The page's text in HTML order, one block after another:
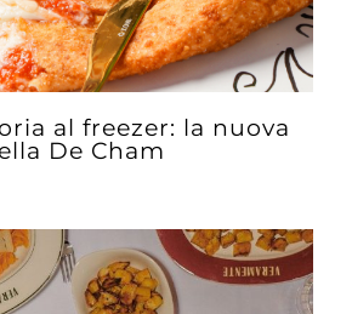
al freezer: la nuova
De Cham